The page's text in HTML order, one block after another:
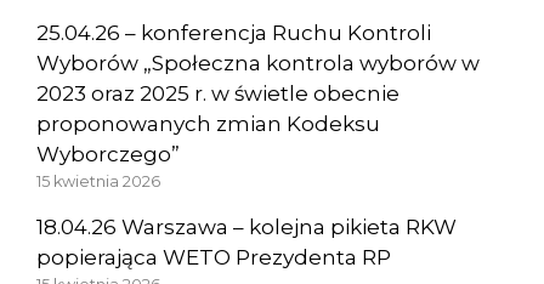
25.04.26 – konferencja Ruchu Kontroli
Wyborów „Społeczna kontrola wyborów w
2023 oraz 2025 r. w świetle obecnie
proponowanych zmian Kodeksu
Wyborczego”
15 kwietnia 2026
18.04.26 Warszawa – kolejna pikieta RKW
popierająca WETO Prezydenta RP